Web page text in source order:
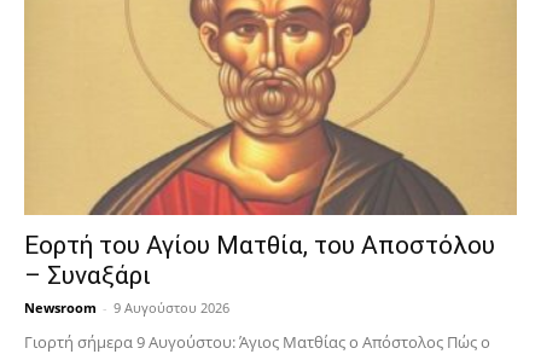
Εορτή του Αγίου Ματθία, του Αποστόλου
– Συναξάρι
Newsroom - 9 Αυγούστου 2026
Γιορτή σήμερα 9 Αυγούστου: Άγιος Ματθίας ο Απόστολος Πώς ο